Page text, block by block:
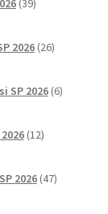
39izdelkov
2026 26izdelkov
SP 2026 6izdelkov
12izdelkov
2026 47izdelkov